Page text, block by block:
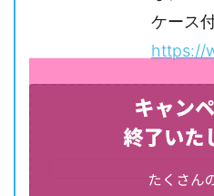
ケース
https://